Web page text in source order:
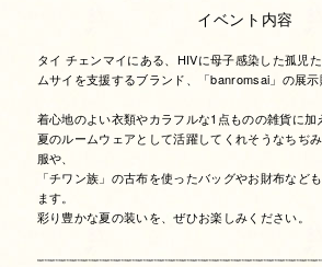
イベント内容
タイ チェンマイにある、HIVに母子感染した孤児
ムサイを支援するブランド、「banromsai」の展示
着心地のよい衣類やカラフルな1点ものの雑貨に加
夏のルームウェアとして活躍してくれそうなちぢ
服や、
「チワン族」の古布を使ったバッグやお財布など
ます。
彩り豊かな夏の装いを、ぜひお楽しみください。